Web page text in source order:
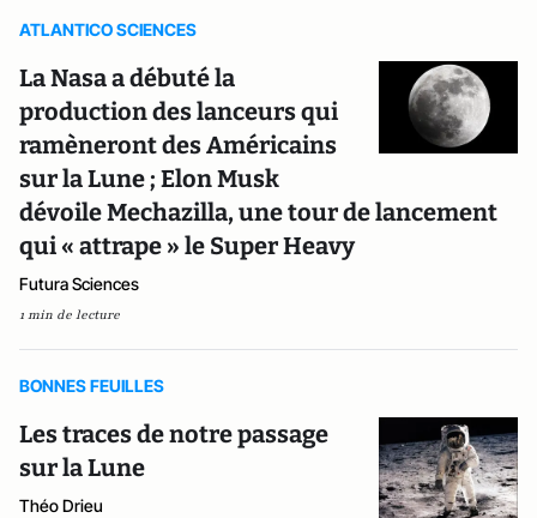
ATLANTICO SCIENCES
La Nasa a débuté la
production des lanceurs qui
ramèneront des Américains
sur la Lune ; Elon Musk
dévoile Mechazilla, une tour de lancement
qui « attrape » le Super Heavy
Futura Sciences
1 min de lecture
BONNES FEUILLES
Les traces de notre passage
sur la Lune
Théo Drieu